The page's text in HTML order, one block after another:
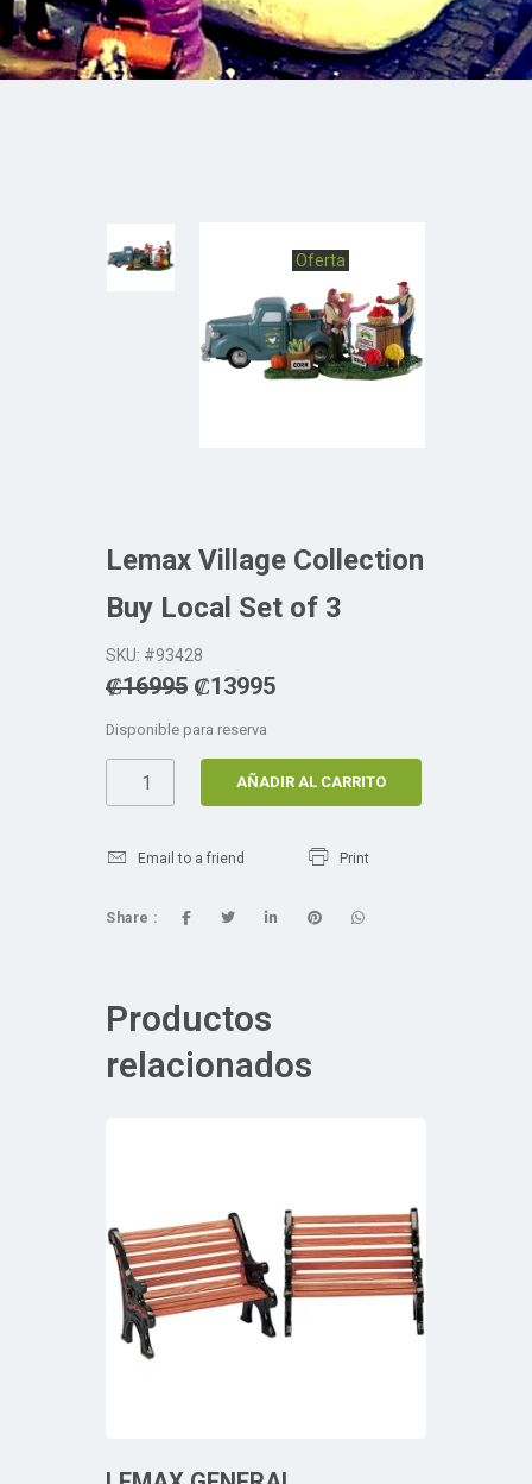
Oferta
Lemax Village Collection
Buy Local Set of 3
SKU: #93428
₡16995 ₡13995
Disponible para reserva
AÑADIR AL CARRITO
Email to a friend Print
Share :
Productos
relacionados